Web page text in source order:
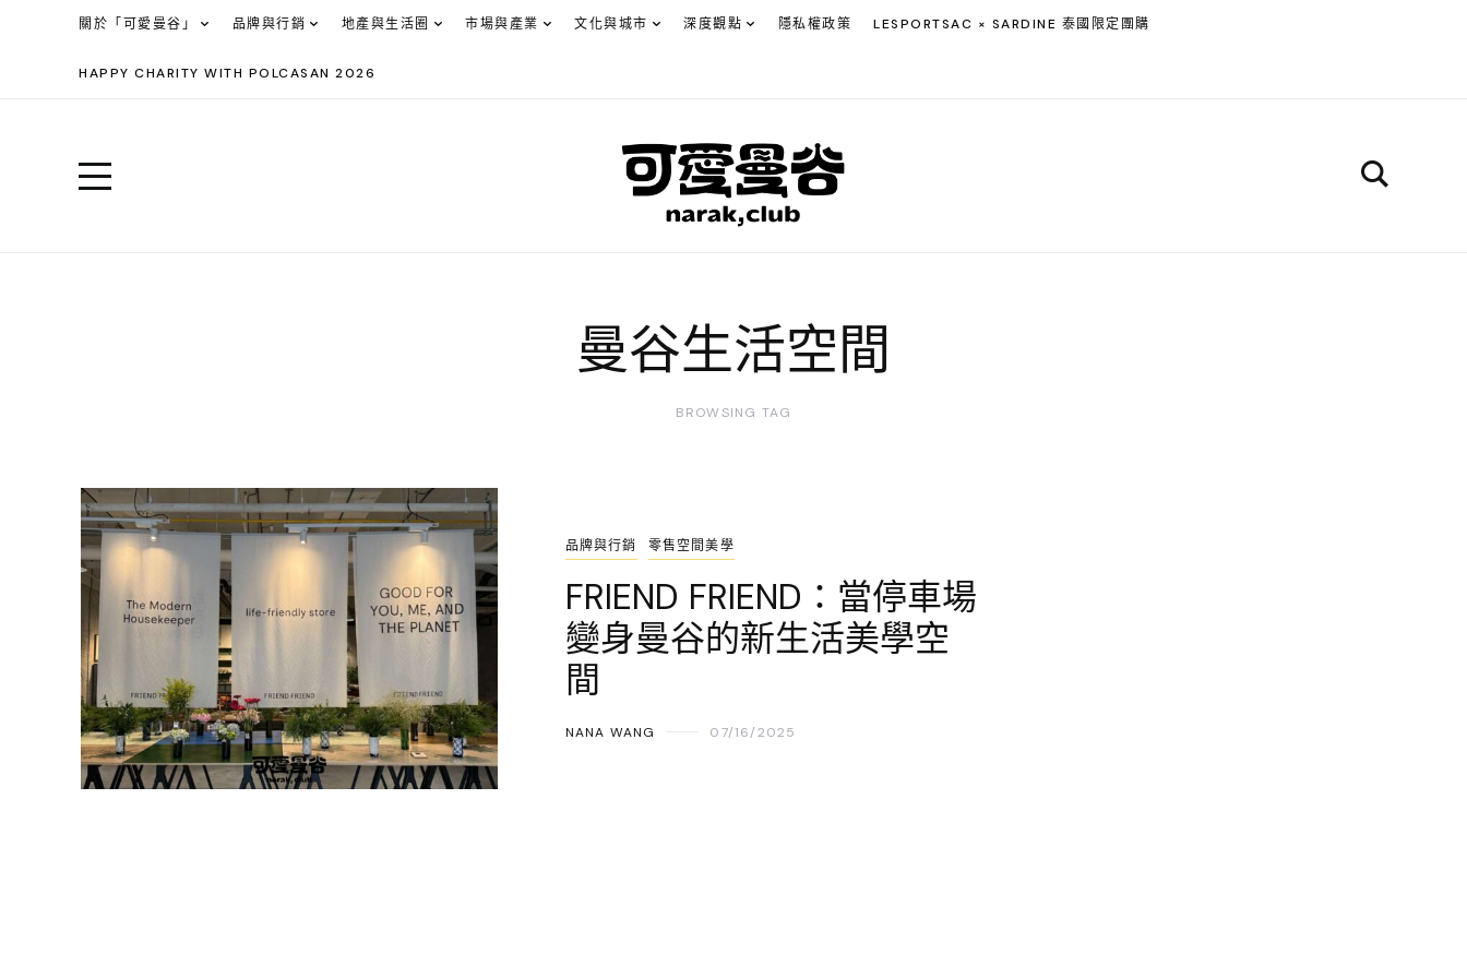
關於「可愛曼谷」 品牌與行銷 地產與生活圈 市場與產業 文化與城市 深度觀點 隱私權政策 LESPORTSAC × SARDINE 泰國限定團購
HAPPY CHARITY WITH POLCASAN 2026
曼谷生活空間
BROWSING TAG
品牌與行銷 零售空間美學
FRIEND FRIEND：當停車場
變身曼谷的新生活美學空
間
NANA WANG 07/16/2025